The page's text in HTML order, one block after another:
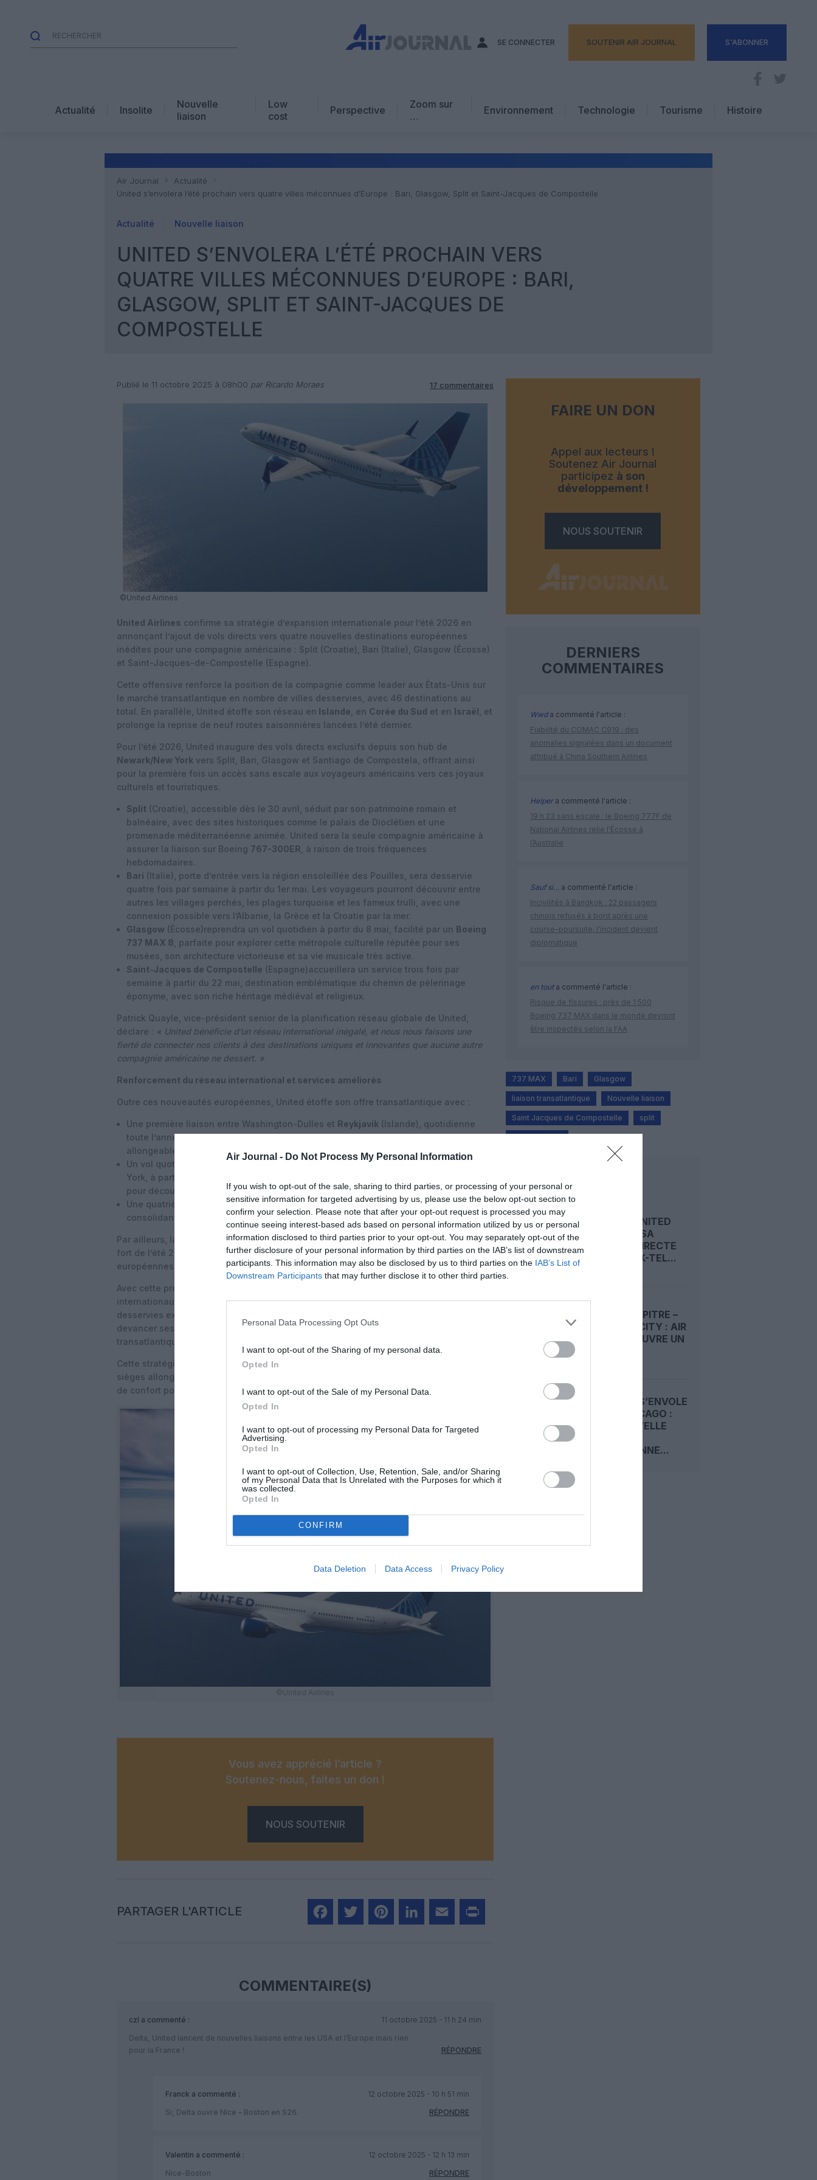
Air Journal - Do Not Process My Personal Information
If you wish to opt-out of the sale, sharing to third parties, or processing of your personal or
sensitive information for targeted advertising by us, please use the below opt-out section to
confirm your selection. Please note that after your opt-out request is processed you may
continue seeing interest-based ads based on personal information utilized by us or personal
information disclosed to third parties prior to your opt-out. You may separately opt-out of the
further disclosure of your personal information by third parties on the IAB’s list of downstream
participants. This information may also be disclosed by us to third parties on the IAB’s List of
Downstream Participants that may further disclose it to other third parties.
Personal Data Processing Opt Outs
I want to opt-out of the Sharing of my personal data.
Opted In
I want to opt-out of the Sale of my Personal Data.
Opted In
I want to opt-out of processing my Personal Data for Targeted
Advertising.
Opted In
I want to opt-out of Collection, Use, Retention, Sale, and/or Sharing
of my Personal Data that Is Unrelated with the Purposes for which it
was collected.
Opted In
CONFIRM
Data Deletion Data Access Privacy Policy
SE CONNECTER SOUTENIR AIR JOURNAL S'ABONNER
Actualité Insolite
Nouvelle
liaison
Low
cost
Perspective
Zoom sur
…
Environnement Technologie
Tourisme
Hôtellerie
Histoire
Air Journal
Actualité
United s’envolera l’été prochain vers quatre villes méconnues d’Europe : Bari, Glasgow, Split et Saint-Jacques de Compostelle
Actualité Nouvelle liaison
UNITED S’ENVOLERA L’ÉTÉ PROCHAIN VERS
QUATRE VILLES MÉCONNUES D’EUROPE : BARI,
GLASGOW, SPLIT ET SAINT-JACQUES DE
COMPOSTELLE
Publié le 11 octobre 2025 à 08h00 par Ricardo Moraes 17 commentaires
©United Airlines
United Airlines confirme sa stratégie d’expansion internationale pour l’été 2026 en
annonçant l’ajout de vols directs vers quatre nouvelles destinations européennes
inédites pour une compagnie américaine : Split (Croatie), Bari (Italie), Glasgow (Écosse)
et Saint-Jacques-de-Compostelle (Espagne).
Cette offensive renforce la position de la compagnie comme leader aux États-Unis sur
le marché transatlantique en nombre de villes desservies, avec 46 destinations au
total. En parallèle, United étoffe son réseau en Islande , en Corée du Sud et en Israël , et
prolonge la reprise de neuf routes saisonnières lancées l’été dernier.
Pour l’été 2026, United inaugure des vols directs exclusifs depuis son hub de
Newark/New York vers Split, Bari, Glasgow et Santiago de Compostela, offrant ainsi
pour la première fois un accès sans escale aux voyageurs américains vers ces joyaux
culturels et touristiques.
Split (Croatie)
, accessible dès le 30 avril, séduit par son patrimoine romain et
balnéaire, avec des sites historiques comme le palais de Dioclétien et une
promenade méditerranéenne animée. United sera la seule compagnie américaine à
assurer la liaison sur Boeing 767-300ER , à raison de trois fréquences
hebdomadaires.
Bari (Italie)
, porte d’entrée vers la région ensoleillée des Pouilles, sera desservie
quatre fois par semaine à partir du 1er mai. Les voyageurs pourront découvrir entre
autres les villages perchés, les plages turquoise et les fameux trulli, avec une
connexion possible vers l’Albanie, la Grèce et la Croatie par la mer.
Glasgow (Écosse)reprendra un vol quotidien à partir du 8 mai, facilité par un Boeing
737 MAX 8 , parfaite pour explorer cette métropole culturelle réputée pour ses
musées, son architecture victorieuse et sa vie musicale très active.
Saint-Jacques de Compostelle (Espagne)accueillera un service trois fois par
semaine à partir du 22 mai, destination emblématique du chemin de pèlerinage
éponyme, avec son riche héritage médiéval et religieux.
Patrick Quayle, vice-président senior de la planification réseau globale de United,
déclare : « United bénéficie d’un réseau international inégalé, et nous nous faisons une
fierté de connecter nos clients à des destinations uniques et innovantes que aucune autre
compagnie américaine ne dessert. »
Renforcement du réseau international et services améliorés
Outre ces nouveautés européennes, United étoffe son offre transatlantique avec :
Une première liaison entre Washington-Dulles et Reykjavik (Islande), quotidienne
toute l’année dès le 21 mai, sur Boeing 757-200, proposant des sièges business
allongeables.
Un vol quotidien toute l’année vers
(Corée du Sud) au départ de Newark/New
York, à partir du 4 septembre, sur Boeing 787 Dreamliner, augmentant les options
pour découvrir la capitale sud-coréenne.
Une quatrième fréquence hebdomadaire surNewark-Tel Avivdès le 28 mars,
consolidant la position de United comme premier transporteur américain vers Israël.
Par ailleurs, la compagnie relance neuf destinations saisonnières inaugurées au plus
fort de l’été 2025, dont Ulaanbaatar (Mongolie), Nuuk (Groenland) et plusieurs villes
européennes, poursuivant ainsi le plus grand déploiement de son histoire.
Avec cette programmation ambitieuse, United proposera près de 3 000 vols aller-retour
internationaux par semaine en été 2026, vers plus de 150 villes dans le monde, dont 41
desservies exclusivement par ses soins. La compagnie américaine continue ainsi de
devancer ses concurrents, devenant de fait le transporteur américain aux connexions
transatlantiques les plus étendues.
Cette stratégie s’appuie aussi sur des services premium, notamment la
sièges allongeables pour les trajets long-courriers, répondant à la demande croissante
de confort pour un segment clientèle particulièrement prisé.
©United Airlines
Vous avez apprécié l’article ?
Soutenez-nous, faites un don !
NOUS SOUTENIR
PARTAGER L'ARTICLE
COMMENTAIRE(S)
czl a commenté :
11 octobre 2025 - 11 h 24 min
Delta, United lancent de nouvelles liaisons entre les USA et l’Europe mais rien
pour la France !
RÉPONDRE
Franck a commenté :
12 octobre 2025 - 10 h 51 min
Si, Delta ouvre Nice – Boston en S26.
RÉPONDRE
Valentin a commenté :
12 octobre 2025 - 12 h 13 min
Nice-Boston
RÉPONDRE
FAIRE UN DON
Appel aux lecteurs !
Soutenez Air Journal
participez à son
développement !
NOUS SOUTENIR
DERNIERS
COMMENTAIRES
Wwda commenté l'article :
Fiabilité du COMAC C919 : des
anomalies signalées dans un document
attribué à China Southern Airlines
Helpera commenté l'article :
19 h 23 sans escale : le Boeing 777F de
National Airlines relie l’Écosse à
l’Australie
Sauf si… a commenté l'article :
Incivilités à Bangkok : 22 passagers
chinois refusés à bord après une
course-poursuite, l’incident devient
diplomatique
en touta commenté l'article :
Risque de fissures : près de 1 500
Boeing 737 MAX dans le monde devront
être inspectés selon la FAA
737 MAX Bari Glasgow
liaison transatlantique Nouvelle liaison
Saint Jacques de Compostelle split
LIRE AUSSI
ISRAËL : UNITED
RELANCE SA
LIAISON DIRECTE
NEW YORK-TEL...
POINTE‑À‑PITRE –
PANAMA CITY : AIR
FRANCE OUVRE UN
CONDOR S’ENVOLE
VERS CHICAGO :
UNE NOUVELLE
QUOTIDIENNE...